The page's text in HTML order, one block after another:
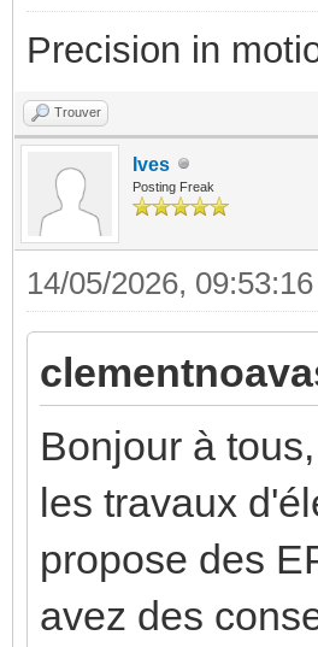
Precision in
Trouver
Ives
Posting Freak
14/05/2026, 09:53:16
Bonjour à
les travaux
propose des
avez des